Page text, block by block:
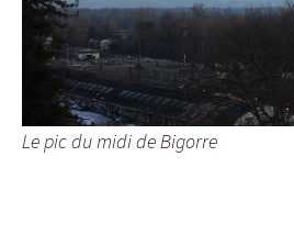
Le pic du midi de Bigorre